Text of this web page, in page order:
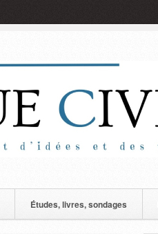
Études, livres, sondages